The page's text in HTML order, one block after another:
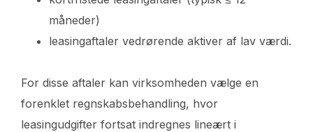
måneder)
leasingaftaler vedrørende aktiver af lav værdi.
For disse aftaler kan virksomheden vælge en
forenklet regnskabsbehandling, hvor
leasingudgifter fortsat indregnes lineært i